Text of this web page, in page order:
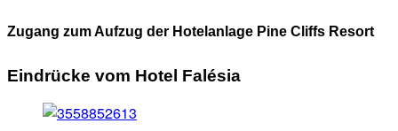
Zugang zum Aufzug der Hotelanlage Pine Cliffs Resort
Eindrücke vom Hotel Falésia